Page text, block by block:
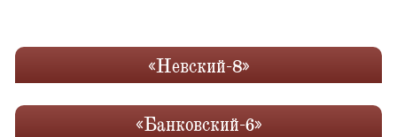
«Невский-8»
«Банковский-6»